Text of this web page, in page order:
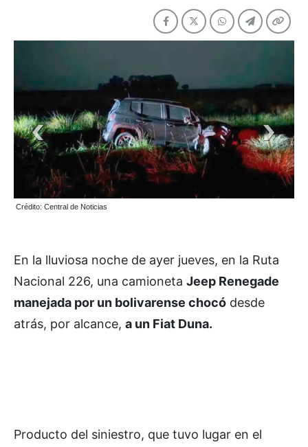
Crédito: Central de Noticias
En la lluviosa noche de ayer jueves, en la Ruta
Nacional 226, una camioneta Jeep Renegade
manejada por un bolivarense chocó desde
atrás, por alcance, a un Fiat Duna.
Producto del siniestro, que tuvo lugar en el